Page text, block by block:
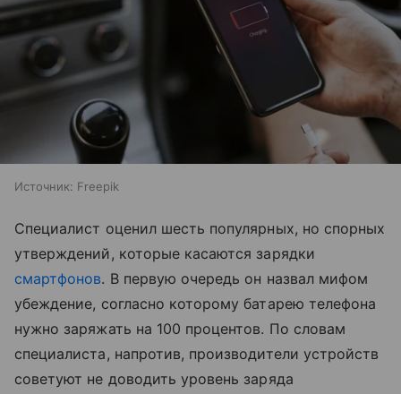
Источник: Freepik
Специалист оценил шесть популярных, но спорных
утверждений, которые касаются зарядки
смартфонов. В первую очередь он назвал мифом
убеждение, согласно которому батарею телефона
нужно заряжать на 100 процентов. По словам
специалиста, напротив, производители устройств
советуют не доводить уровень заряда